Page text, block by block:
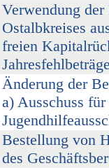
Verwendung
Ostalbkreises
freien
Änderung der
a) Ausschuss
Bestellung von
des